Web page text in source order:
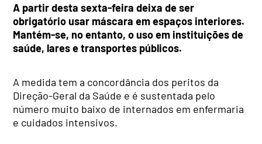
A partir desta sexta-feira deixa de ser
obrigatório usar máscara em espaços interiores.
Mantém-se, no entanto, o uso em instituições de
saúde, lares e transportes públicos.
A medida tem a concordância dos peritos da
Direção-Geral da Saúde e é sustentada pelo
número muito baixo de internados em enfermaria
e cuidados intensivos.